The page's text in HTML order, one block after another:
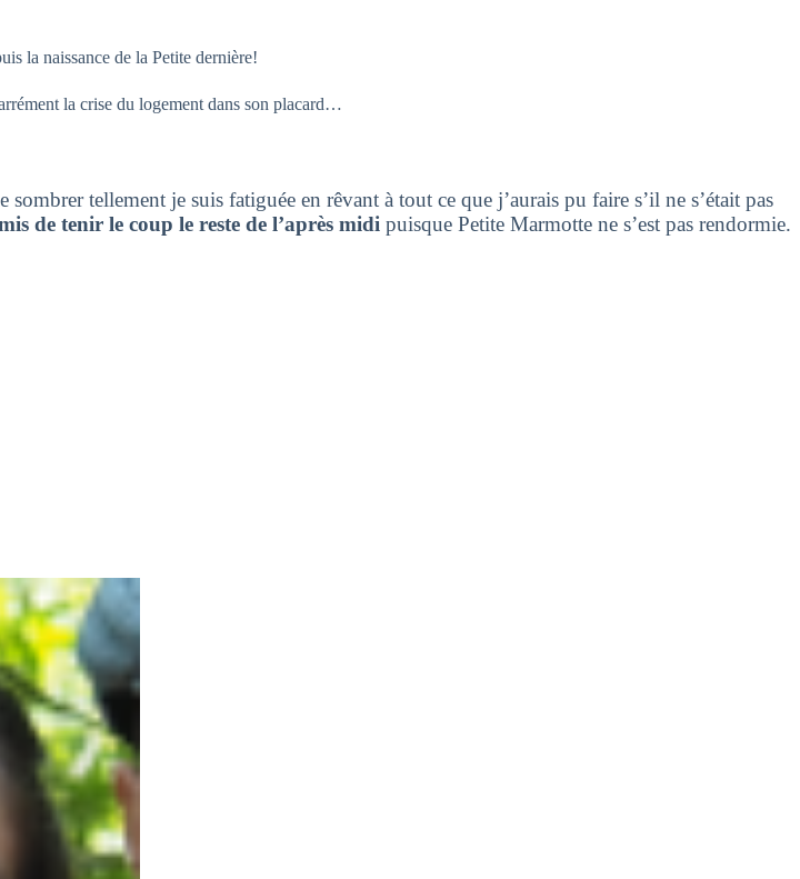
la naissance de la Petite dernière!
la crise du logement dans son placard…
tellement je suis fatiguée en rêvant à tout ce que j’aurais pu faire s’il ne s’était pas
de tenir le coup le reste de l’après midi puisque Petite Marmotte ne s’est pas rendormie.